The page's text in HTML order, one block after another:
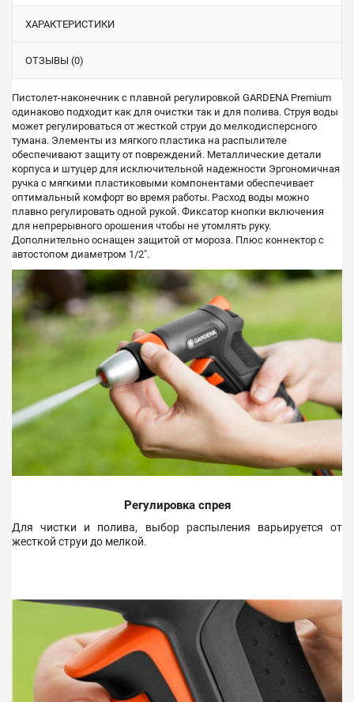
ХАРАКТЕРИСТИКИ
ОТЗЫВЫ (0)
Пистолет-наконечник с плавной регулировкой GARDENA Premium
одинаково подходит как для очистки так и для полива. Струя воды
может регулироваться от жесткой струи до мелкодисперсного
тумана. Элементы из мягкого пластика на распылителе
обеспечивают защиту от повреждений. Металлические детали
корпуса и штуцер для исключительной надежности Эргономичная
ручка с мягкими пластиковыми компонентами обеспечивает
оптимальный комфорт во время работы. Расход воды можно
плавно регулировать одной рукой. Фиксатор кнопки включения
для непрерывного орошения чтобы не утомлять руку.
Дополнительно оснащен защитой от мороза. Плюс коннектор с
автостопом диаметром 1/2".
Регулировка спрея
Для чистки и полива, выбор распыления варьируется от
жесткой струи до мелкой.